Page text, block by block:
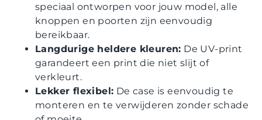
speciaal ontworpen voor jouw model, alle
knoppen en poorten zijn eenvoudig
bereikbaar.
Langdurige heldere kleuren: De UV-print
garandeert een print die niet slijt of
verkleurt.
Lekker flexibel: De case is eenvoudig te
monteren en te verwijderen zonder schade